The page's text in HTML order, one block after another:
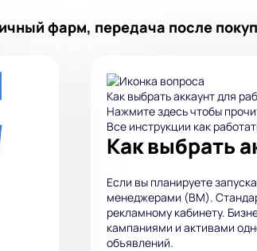
фарм, передача после
Как выбрать аккаунт для
Нажмите здесь чтобы
Все инструкции как
Как выбрать
Если вы планируете
менеджерами (BM).
рекламному кабинету.
кампаниями и активами
объявлений.